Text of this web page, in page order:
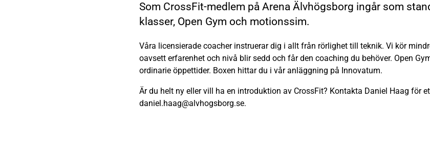
Som CrossFit-medlem på Arena Älvhögsborg ingår som
klasser, Open Gym och motionssim.
Våra licensierade coacher instruerar dig i allt från rörlighet till teknik. Vi kör
oavsett erfarenhet och nivå blir sedd och får den coaching du behöver. Open
ordinarie öppettider. Boxen hittar du i vår anläggning på Innovatum.
Är du helt ny eller vill ha en introduktion av CrossFit? Kontakta Daniel Haag för
daniel.haag@alvhogsborg.se.